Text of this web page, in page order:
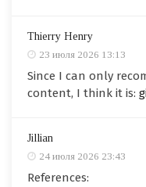
Thierry Henry
23 июля 2026 13:13
Since I can only
content, I think it is:
Jillian
24 июля 2026 23:43
References: